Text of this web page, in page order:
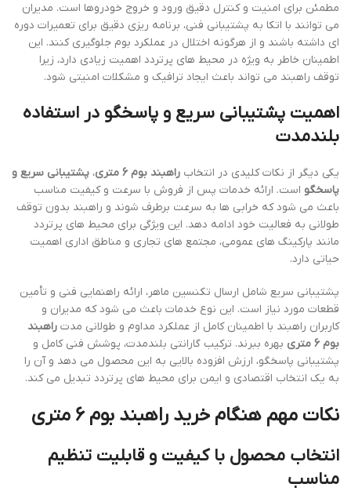
مطمئن برای امنیت و کنترل دقیق ورود و خروج خودروها است. مدیران
می توانند با اتکا به پشتیبانی فنی، برنامه ریزی دقیق برای تعمیرات دوره
ای داشته باشند و از هرگونه اختلال در عملکرد بوم جلوگیری کنند. این
اطمینان خاطر به ویژه در محیط های پرتردد اهمیت زیادی دارد، زیرا
توقف راهبند می تواند باعث ایجاد ترافیک و مشکلات امنیتی شود.
اهمیت پشتیبانی سریع و پاسخگو در استفاده
بلندمدت
یکی دیگر از نکات کلیدی در انتخاب راهبند بوم 6 متری ، پشتیبانی سریع و
پاسخگو است. ارائه خدمات پس از فروش با سرعت و کیفیت مناسب
باعث می شود که خرابی ها به سرعت برطرف شوند و راهبند بدون توقف
طولانی به فعالیت خود ادامه دهد. این ویژگی برای محیط های پرتردد
مانند پارکینگ های عمومی، مجتمع های تجاری و مناطق اداری اهمیت
حیاتی دارد.
پشتیبانی سریع شامل ارسال تکنسین ماهر، ارائه راهنمایی فنی و تأمین
قطعات مورد نیاز است. این نوع خدمات باعث می شود که مدیران و
کاربران راهبند با اطمینان کامل از عملکرد مداوم و طولانی مدت راهبند
بوم 6 متری
بهره ببرند. ترکیب گارانتی بلندمدت، پوشش فنی کامل و
پشتیبانی پاسخگو، ارزش افزوده بالایی به این محصول می دهد و آن را
به یک انتخاب اقتصادی و ایمن برای محیط های پرتردد تبدیل می کند.
نکات مهم هنگام خرید راهبند بوم 6 متری
انتخاب محصول با کیفیت و قابلیت تنظیم
مناسب